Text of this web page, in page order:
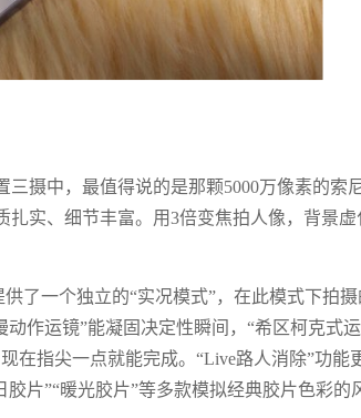
摄中，最值得说的是那颗5000万像素的索
实、细节丰富。用3倍变焦拍人像，背景虚
了一个独立的“实况模式”，在此模式下拍
作运镜”能凝固决定性瞬间，“希区柯克式
在指尖一点就能完成。“Live路人消除”功能
片”“暖光胶片”等多款模拟经典胶片色彩的